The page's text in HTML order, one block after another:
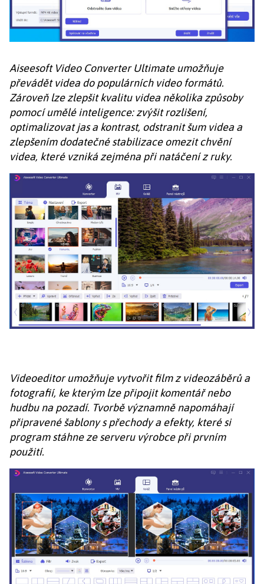
Aiseesoft Video Converter Ultimate umožňuje
převádět videa do populárních video formátů.
Zároveň lze zlepšit kvalitu videa několika způsoby
pomocí umělé inteligence: zvýšit rozlišení,
optimalizovat jas a kontrast, odstranit šum videa a
zlepšením dodatečné stabilizace omezit chvění
videa, které vzniká zejména při natáčení z ruky.
Videoeditor umožňuje vytvořit film z videozáběrů a
fotografií, ke kterým lze připojit komentář nebo
hudbu na pozadí. Tvorbě významně napomáhají
připravené šablony s přechody a efekty, které si
program stáhne ze serveru výrobce při prvním
použití.